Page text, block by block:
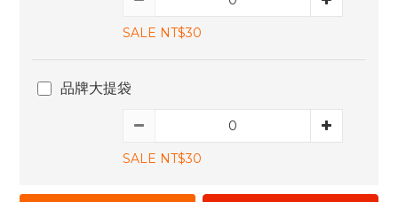
SALE NT$30
品牌大提袋
SALE NT$30